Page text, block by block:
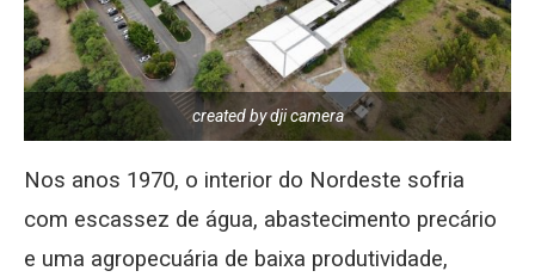
created by dji camera
Nos anos 1970, o interior do Nordeste sofria
com escassez de água, abastecimento precário
e uma agropecuária de baixa produtividade,